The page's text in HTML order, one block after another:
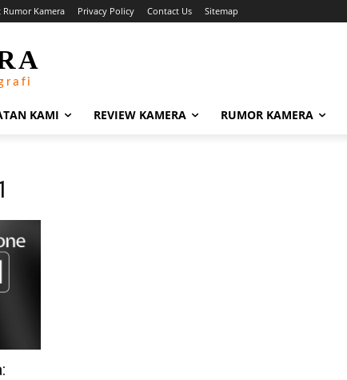
Kamera Privacy Policy Contact Us Sitemap
KAMI REVIEW KAMERA RUMOR KAMERA